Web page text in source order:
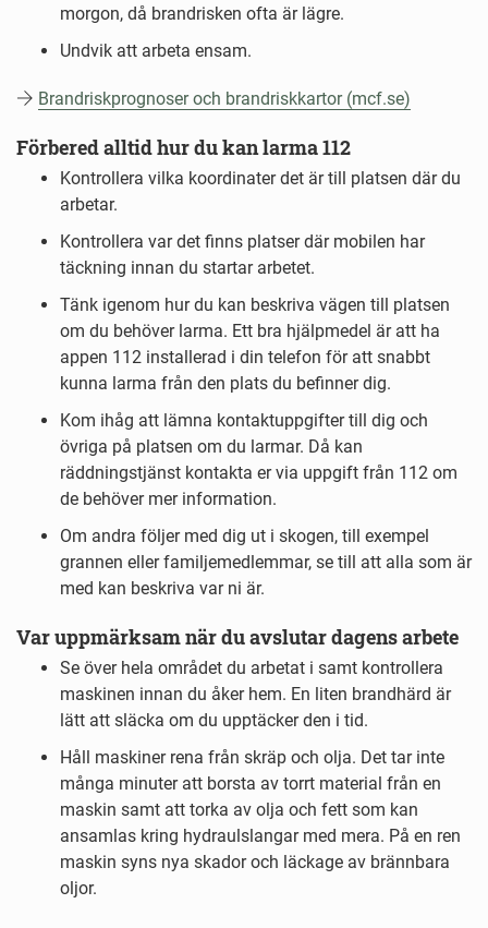
morgon, då brandrisken ofta är lägre.
Undvik att arbeta ensam.
Brandriskprognoser och brandriskkartor (mcf.se)
Förbered alltid hur du kan larma 112
Kontrollera vilka koordinater det är till platsen där du
arbetar.
Kontrollera var det finns platser där mobilen har
täckning innan du startar arbetet.
Tänk igenom hur du kan beskriva vägen till platsen
om du behöver larma. Ett bra hjälpmedel är att ha
appen 112 installerad i din telefon för att snabbt
kunna larma från den plats du befinner dig.
Kom ihåg att lämna kontaktuppgifter till dig och
övriga på platsen om du larmar. Då kan
räddningstjänst kontakta er via uppgift från 112 om
de behöver mer information.
Om andra följer med dig ut i skogen, till exempel
grannen eller familjemedlemmar, se till att alla som är
med kan beskriva var ni är.
Var uppmärksam när du avslutar dagens arbete
Se över hela området du arbetat i samt kontrollera
maskinen innan du åker hem. En liten brandhärd är
lätt att släcka om du upptäcker den i tid.
Håll maskiner rena från skräp och olja. Det tar inte
många minuter att borsta av torrt material från en
maskin samt att torka av olja och fett som kan
ansamlas kring hydraulslangar med mera. På en ren
maskin syns nya skador och läckage av brännbara
oljor.